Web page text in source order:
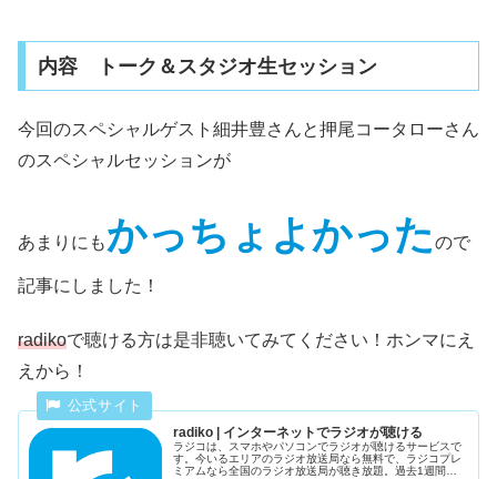
内容 トーク＆スタジオ生セッション
今回のスペシャルゲスト細井豊さんと押尾コータローさん
のスペシャルセッションが
あまりにもかっちょよかった ので
記事にしました！
radikoで聴ける方は是非聴いてみてください！ホンマにえ
えから！
radiko | インターネットでラジオが聴ける
ラジコは、スマホやパソコンでラジオが聴けるサービスで
す。今いるエリアのラジオ放送局なら無料で、ラジコプレ
ミアムなら全国のラジオ放送局が聴き放題。過去1週間以